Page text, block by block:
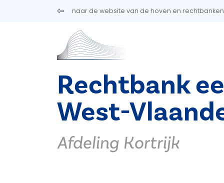
Overslaan en naar de inhoud gaannaar de website van de hoven en rechtbanken
Rechtbank
West-
Afdeling Kortrijk